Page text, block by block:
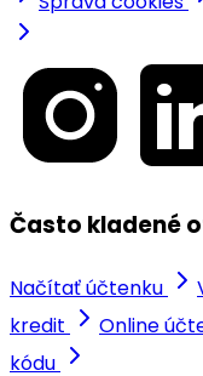
Často kladené
Načítať účtenku
kredit
Online
kódu